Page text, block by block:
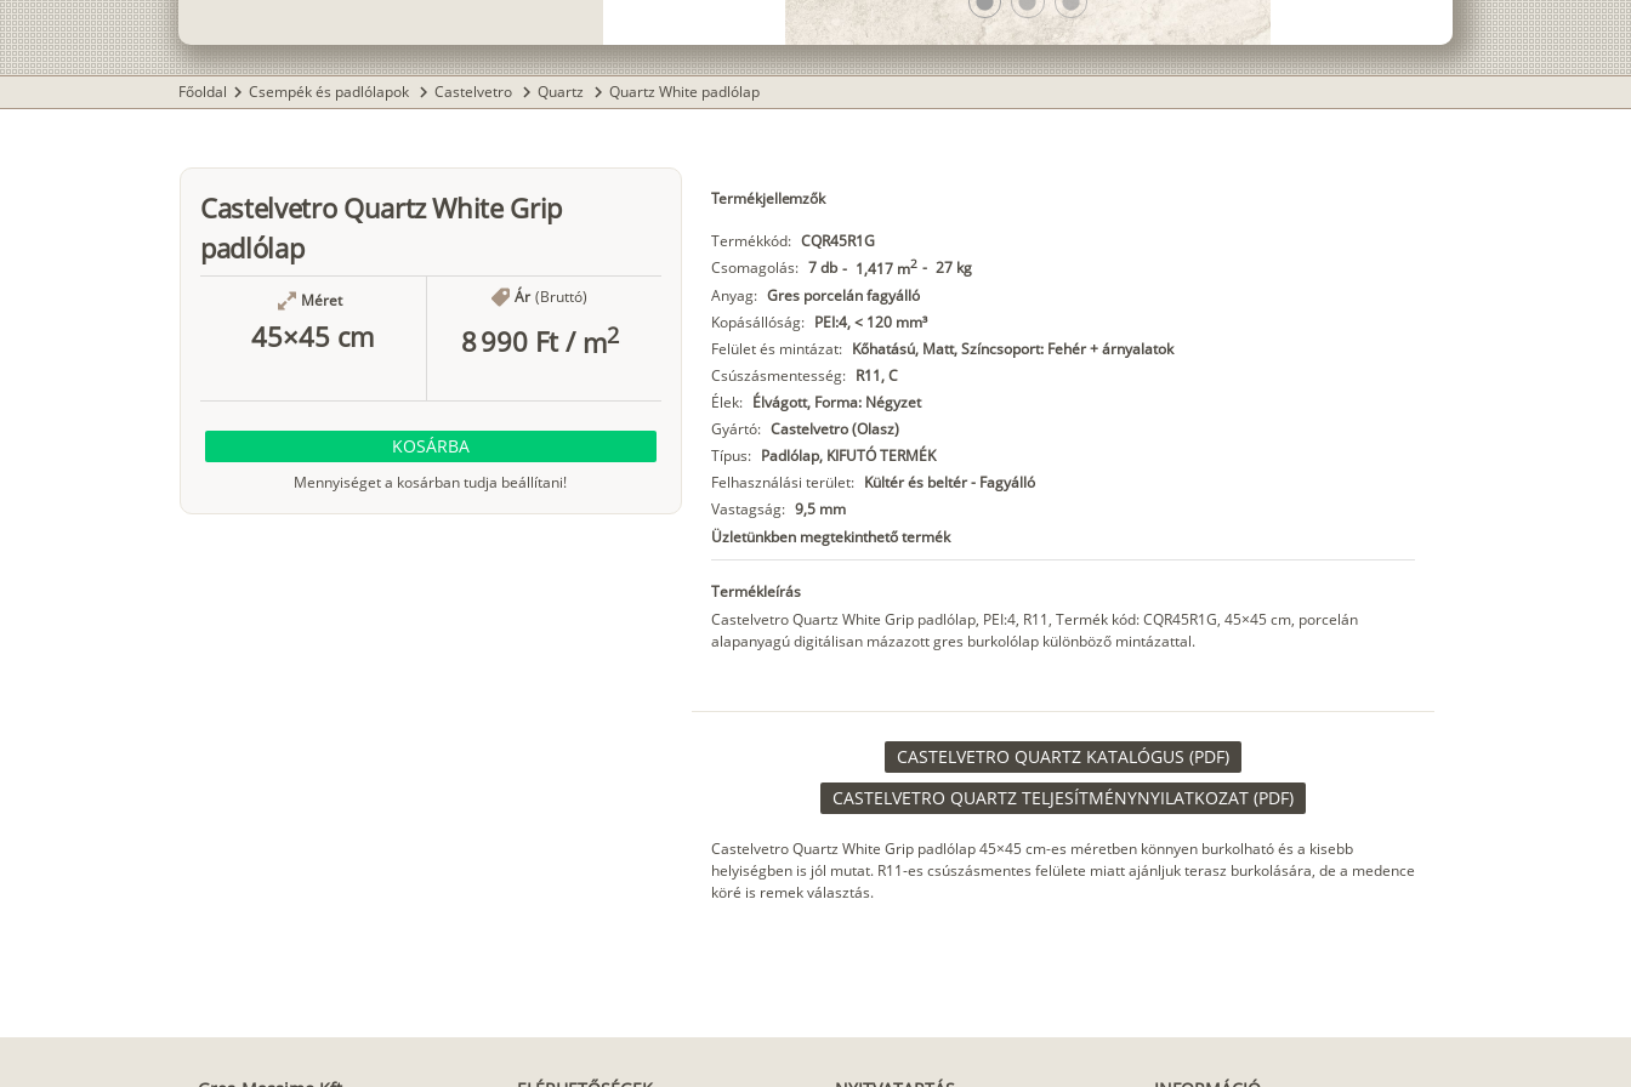
Főoldal chevron_right Csempék és padlólapok chevron_right Castelvetro chevron_right Quartz chevron_right Quartz White padlólap
Castelvetro Quartz White Grip
padlólap
Méret
45×45 cm
Ár (Bruttó)
8 990 Ft/ m2
KOSÁRBA
Mennyiséget a kosárban tudja beállítani!
Termékjellemzők
Termékkód: CQR45R1G
Csomagolás: 7 db - 1,417 m2 - 27 kg
Anyag: Gres porcelán fagyálló
Kopásállóság: PEI:4, < 120 mm³
Felület és mintázat: Kőhatású, Matt, Színcsoport: Fehér + árnyalatok
Csúszásmentesség: R11, C
Élek: Élvágott, Forma: Négyzet
Gyártó: Castelvetro (Olasz)
Típus: Padlólap, KIFUTÓ TERMÉK
Felhasználási terület: Kültér és beltér - Fagyálló
Vastagság: 9,5 mm
Üzletünkben megtekinthető termék
Termékleírás
Castelvetro Quartz White Grip padlólap, PEI:4, R11, Termék kód: CQR45R1G, 45×45 cm, porcelán
alapanyagú digitálisan mázazott gres burkolólap különböző mintázattal.
CASTELVETRO QUARTZ KATALÓGUS (PDF)
CASTELVETRO QUARTZ TELJESÍTMÉNYNYILATKOZAT (PDF)
Castelvetro Quartz White Grip padlólap 45×45 cm-es méretben könnyen burkolható és a kisebb
helyiségben is jól mutat. R11-es csúszásmentes felülete miatt ajánljuk terasz burkolására, de a medence
köré is remek választás.